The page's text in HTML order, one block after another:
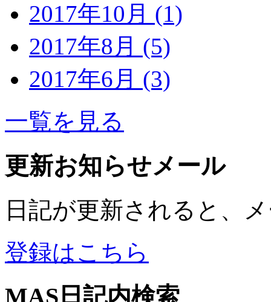
2017年10月 (1)
2017年8月 (5)
2017年6月 (3)
一覧を見る
更新お知らせメール
日記が更新されると、
登録はこちら
MAS日記内検索